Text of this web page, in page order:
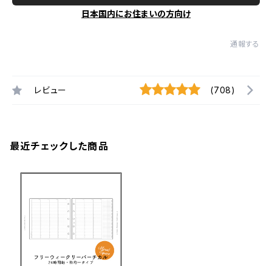
日本国内にお住まいの方向け
通報する
レビュー (708)
最近チェックした商品